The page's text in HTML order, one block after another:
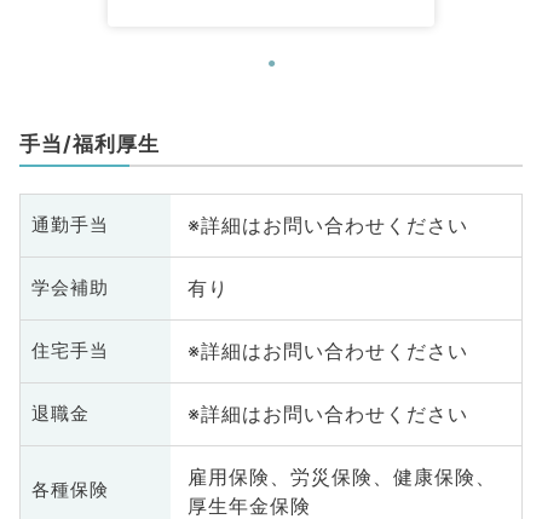
手当/福利厚生
通勤手当 ※詳細はお問い合わせください
学会補助 有り
住宅手当 ※詳細はお問い合わせください
退職金 ※詳細はお問い合わせください
各種保険
雇用保険、労災保険、健康保険、
厚生年金保険